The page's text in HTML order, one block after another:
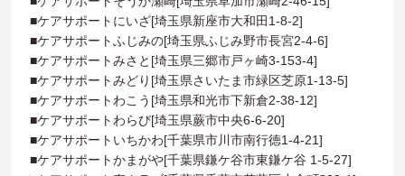
■ケアサポートにいざ[埼玉県新座市大和田1-8-2]
■ケアサポートふじみの[埼玉県ふじみ野市長宮2-4-6]
■ケアサポートみさと[埼玉県三郷市戸ヶ崎3-153-4]
■ケアサポートみどり[埼玉県さいたま市緑区芝原1-13-5]
■ケアサポートわこう[埼玉県和光市下新倉2-38-12]
■ケアサポートわらび[埼玉県蕨市中央6-6-20]
■ケアサポートいちかわ[千葉県市川市南行徳1-4-21]
■ケアサポートかまがや[千葉県鎌ケ谷市東鎌ケ谷 1-5-27]